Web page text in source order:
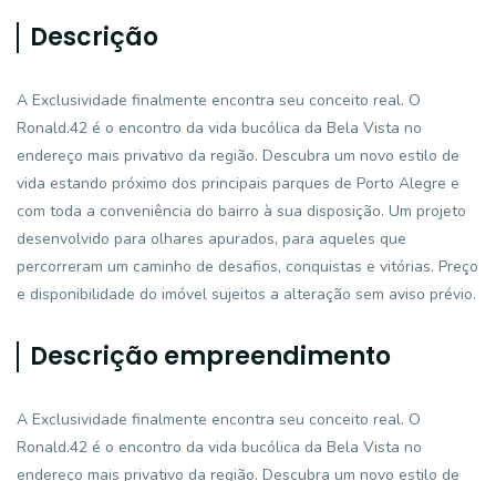
Descrição
A Exclusividade finalmente encontra seu conceito real. O
Ronald.42 é o encontro da vida bucólica da Bela Vista no
endereço mais privativo da região. Descubra um novo estilo de
vida estando próximo dos principais parques de Porto Alegre e
com toda a conveniência do bairro à sua disposição. Um projeto
desenvolvido para olhares apurados, para aqueles que
percorreram um caminho de desafios, conquistas e vitórias. Preço
e disponibilidade do imóvel sujeitos a alteração sem aviso prévio.
Descrição empreendimento
A Exclusividade finalmente encontra seu conceito real. O
Ronald.42 é o encontro da vida bucólica da Bela Vista no
endereço mais privativo da região. Descubra um novo estilo de